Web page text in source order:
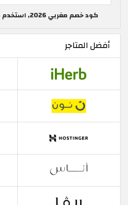
كود خصم مغربي 2026, استخدم كود خصم ALCOUPON
أفضل المتاجر